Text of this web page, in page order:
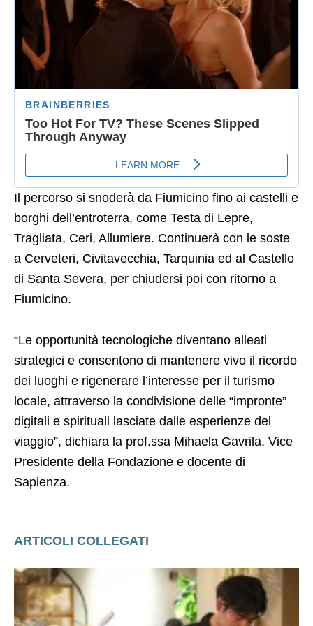
Il percorso si snoderà da Fiumicino fino ai castelli e
borghi dell’entroterra, come Testa di Lepre,
Tragliata, Ceri, Allumiere. Continuerà con le soste
a Cerveteri, Civitavecchia, Tarquinia ed al Castello
di Santa Severa, per chiudersi poi con ritorno a
Fiumicino.
“Le opportunità tecnologiche diventano alleati
strategici e consentono di mantenere vivo il ricordo
dei luoghi e rigenerare l’interesse per il turismo
locale, attraverso la condivisione delle “impronte”
digitali e spirituali lasciate dalle esperienze del
viaggio”, dichiara la prof.ssa Mihaela Gavrila, Vice
Presidente della Fondazione e docente di
Sapienza.
ARTICOLI COLLEGATI